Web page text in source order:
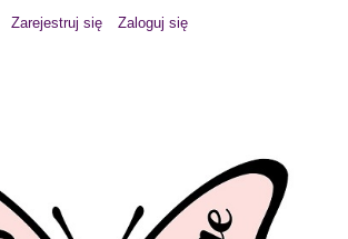
Zarejestruj się Zaloguj się